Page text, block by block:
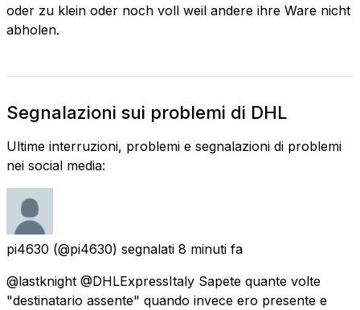
oder zu klein oder noch voll weil andere ihre Ware nicht
abholen.
Segnalazioni sui problemi di DHL
Ultime interruzioni, problemi e segnalazioni di problemi
nei social media:
pi4630 (@pi4630) segnalati 8 minuti fa
@lastknight @DHLExpressItaly Sapete quante volte
"destinatario assente" quando invece ero presente e